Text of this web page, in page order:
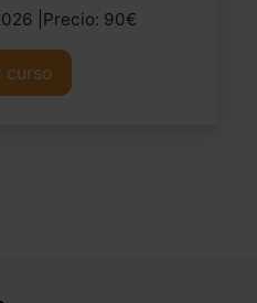
|Precio: 90€
curso